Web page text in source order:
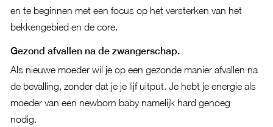
en te beginnen met een focus op het versterken van het
bekkengebied en de core.
Gezond afvallen na de zwangerschap.
Als nieuwe moeder wil je op een gezonde manier afvallen na
de bevalling, zonder dat je je lijf uitput. Je hebt je energie als
moeder van een newborn baby namelijk hard genoeg
nodig.